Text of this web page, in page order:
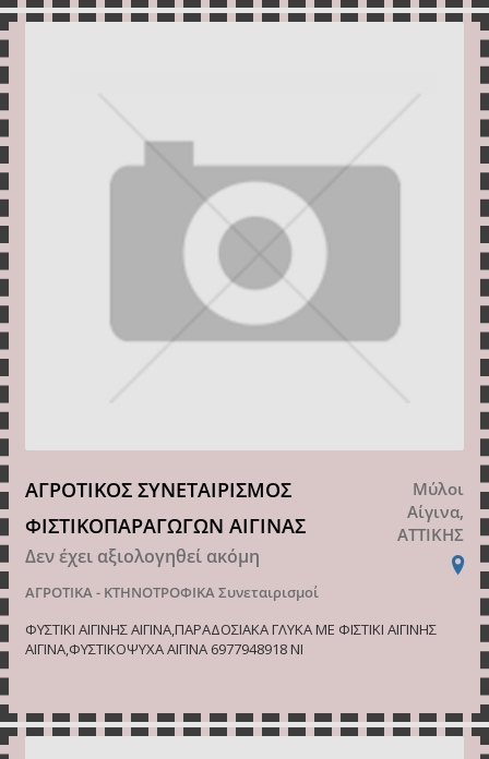
ΑΓΡΟΤΙΚΟΣ ΣΥΝΕΤΑΙΡΙΣΜΟΣ
ΦΙΣΤΙΚΟΠΑΡΑΓΩΓΩΝ ΑΙΓΙΝΑΣ
Δεν έχει αξιολογηθεί ακόμη
ΑΓΡΟΤΙΚΑ - ΚΤΗΝΟΤΡΟΦΙΚΑΣυνεταιρισμοί
Μύλοι
Αίγινα,
ΑΤΤΙΚΗΣ
ΦΥΣΤΙΚΙ ΑΙΓΙΝΗΣ ΑΙΓΙΝΑ,ΠΑΡΑΔΟΣΙΑΚΑ ΓΛΥΚΑ ΜΕ ΦΙΣΤΙΚΙ ΑΙΓΙΝΗΣ
ΑΙΓΙΝΑ,ΦΥΣΤΙΚΟΨΥΧΑ ΑΙΓΙΝΑ 6977948918 ΝΙ